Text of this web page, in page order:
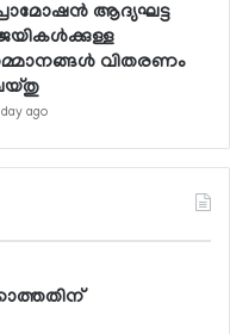
ആദ്യഘട്ട
വിതരണം
day ago